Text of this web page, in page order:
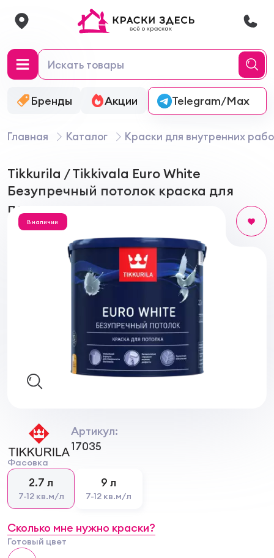
Бренды Акции Онлайн-колеровка
Telegram/Max
Главная Каталог Краски для внутренних
Tikkurila / Tikkivala Euro White
Безупречный потолок краска для
потолка
В наличии
Артикул:
17035
Фасовка
2.7 л
7-12 кв.м/л
9 л
7-12 кв.м/л
Сколько мне нужно краски?
Готовый цвет